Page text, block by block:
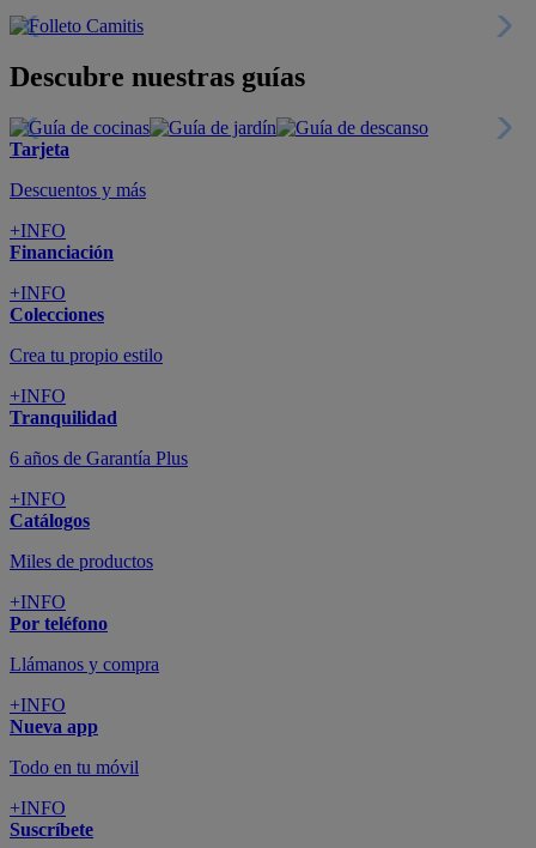
Descubre nuestras guías
Tarjeta
Descuentos y más
+INFO
Financiación
+INFO
Colecciones
Crea tu propio estilo
+INFO
Tranquilidad
6 años de Garantía Plus
+INFO
Catálogos
Miles de productos
+INFO
Por teléfono
Llámanos y compra
+INFO
Nueva app
Todo en tu móvil
+INFO
Suscríbete